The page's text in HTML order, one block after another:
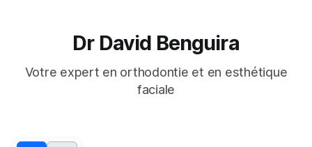
Dr David Benguira
Votre expert en orthodontie et en esthétique
faciale